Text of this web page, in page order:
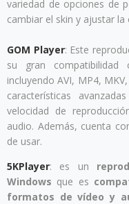
variedad de opciones de
cambiar el skin y ajustar
GOM Player: Este
su gran
incluyendo AVI, MP4,
características
velocidad de
audio. Además, cuenta
de usar.
5KPlayer: es un
Windows que es
formatos de vídeo y